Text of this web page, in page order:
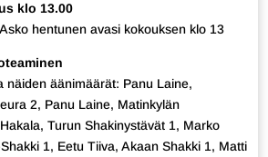
klo 13.00
hentunen avasi kokouksen klo 13
näiden äänimäärät: Panu Laine,
2, Panu Laine, Matinkylän
Turun Shakinystävät 1, Marko
1, Eetu Tiiva, Akaan Shakki 1, Matti